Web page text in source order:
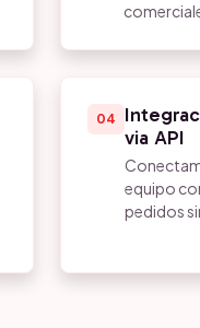
04
via API
equipo
pedidos